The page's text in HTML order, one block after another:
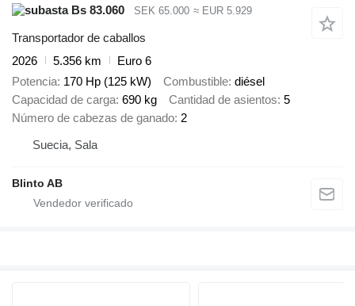
Bs 83.060
SEK 65.000 ≈ EUR 5.929
Transportador de caballos
2026
5.356 km
Euro 6
Potencia 170 Hp (125 kW) Combustible diésel
Capacidad de carga 690 kg Cantidad de asientos 5
Número de cabezas de ganado 2
Suecia, Sala
Blinto AB